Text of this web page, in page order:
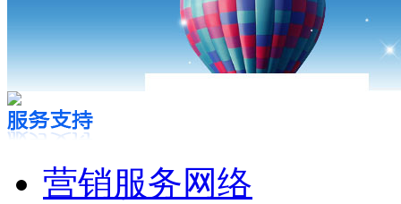
营销服务网络